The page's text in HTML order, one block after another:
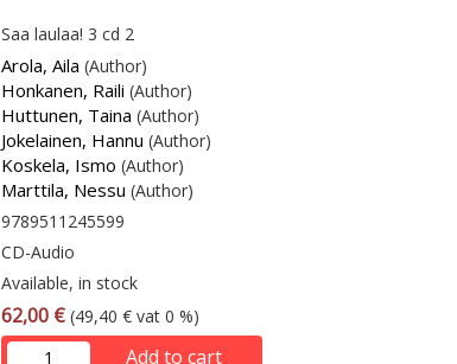
Saa laulaa! 3 cd 2
Arola, Aila (Author)
Honkanen, Raili (Author)
Huttunen, Taina (Author)
Jokelainen, Hannu (Author)
Koskela, Ismo (Author)
Marttila, Nessu (Author)
9789511245599
CD-Audio
Available, in stock
62,00 € (49,40 € vat 0 %)
Add to cart